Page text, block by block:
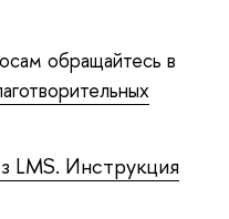
обращайтесь в
LMS. Инструкция